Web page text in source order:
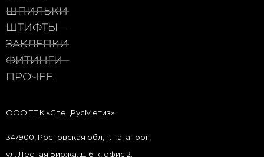
ШПИЛЬКИ
ШТИФТЫ
ЗАКЛЕПКИ
ФИТИНГИ
ПРОЧЕЕ
ООО ТПК «СпецРусМетиз»
347900, Ростовская обл, г. Таганрог,
ул. Лесная Биржа, д. 6-к, офис 2.